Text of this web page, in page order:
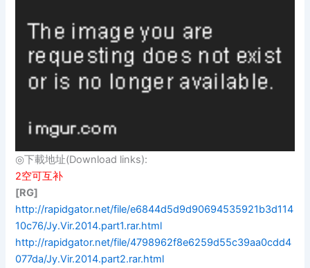
◎下載地址(Download links):
2空可互补
[RG]
http://rapidgator.net/file/e6844d5d9d90694535921b3d114
10c76/Jy.Vir.2014.part1.rar.html
http://rapidgator.net/file/4798962f8e6259d55c39aa0cdd4
077da/Jy.Vir.2014.part2.rar.html